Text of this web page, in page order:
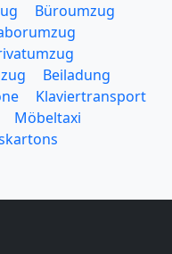
Büroumzug
Beiladung
Klaviertransport
Möbeltaxi